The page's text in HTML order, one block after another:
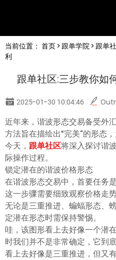
English
简体中文
한글
日本語
Tiếng việt
ไทย
当前位置： 首页> 跟单学院> 跟单
利
跟单社区:三步教你如
2025-01-30 10:04:46
近年来，谐波形态交易备受外
方法旨在描绘出“完美”的形态
今天， 跟单社区将深入探讨谐
际操作过程。
锁定潜在的谐波价格形态
在谐波形态交易中，首要任务
这一步骤需要细致观察价格走
无论是三重推进、蝙蝠形态、
定潜在形态时需保持警惕。
哇，该图形看上去好像一个潜
时我们并不是非常确定，它到
看上去好像是三重推进，但又